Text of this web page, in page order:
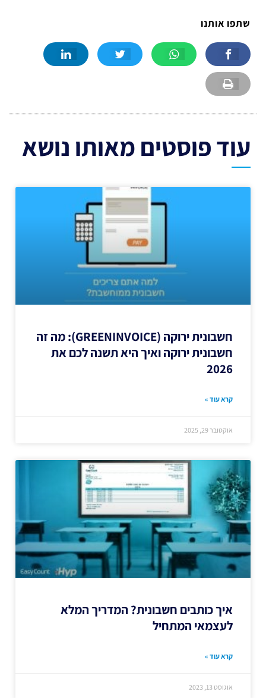
שתפו אותנו
עוד פוסטים מאותו נושא
חשבונית ירוקה (GREENINVOICE): מה זה
חשבונית ירוקה ואיך היא תשנה לכם את
2026
קרא עוד »
אוקטובר 29, 2025
איך כותבים חשבונית? המדריך המלא
לעצמאי המתחיל
קרא עוד »
אוגוסט 13, 2023